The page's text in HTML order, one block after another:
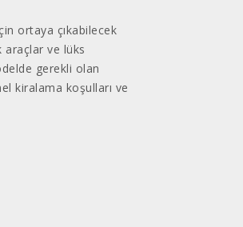
ortaya çıkabilecek
araçlar ve lüks
gerekli olan
kiralama koşulları ve